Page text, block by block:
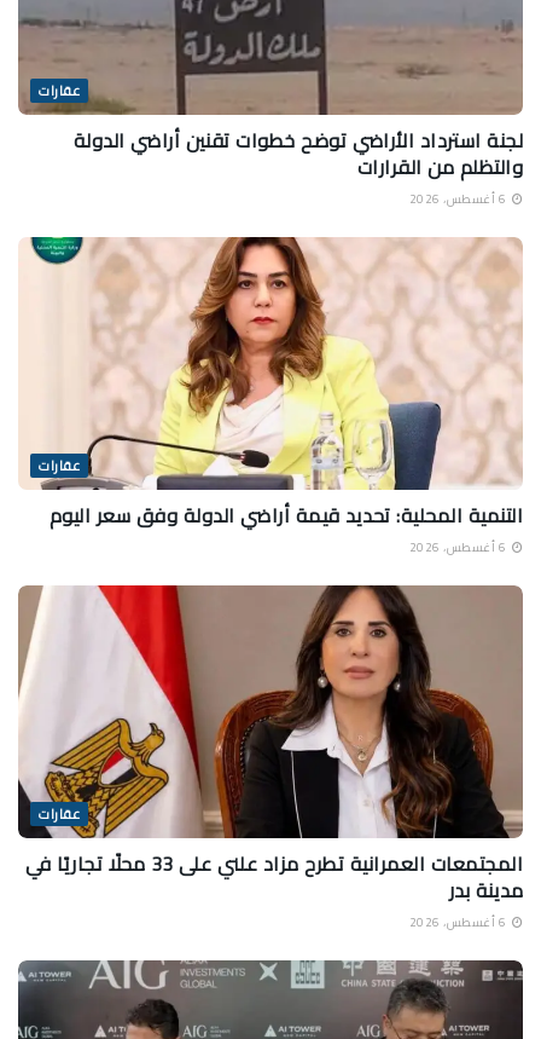
عقارات
لجنة استرداد الأراضي توضح خطوات تقنين أراضي الدولة
والتظلم من القرارات
عقارات
التنمية المحلية: تحديد قيمة أراضي الدولة وفق سعر اليوم
عقارات
المجتمعات العمرانية تطرح مزاد علني على 33 محلًا تجاريًا في
مدينة بدر